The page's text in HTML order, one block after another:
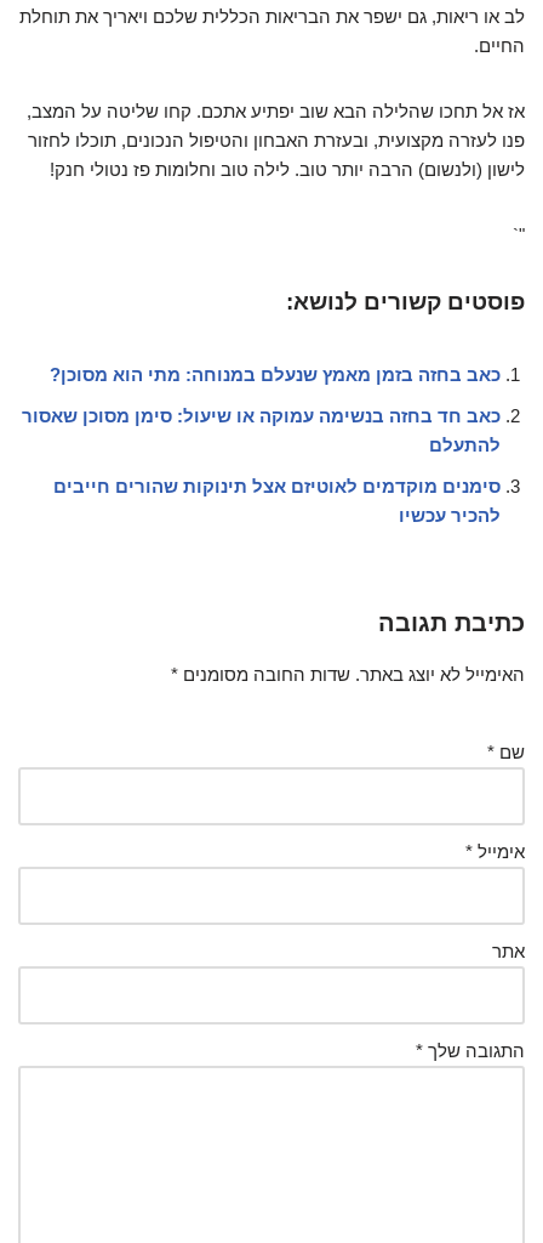
לב או ריאות, גם ישפר את הבריאות הכללית שלכם ויאריך את תוחלת
החיים.
אז אל תחכו שהלילה הבא שוב יפתיע אתכם. קחו שליטה על המצב,
פנו לעזרה מקצועית, ובעזרת האבחון והטיפול הנכונים, תוכלו לחזור
לישון (ולנשום) הרבה יותר טוב. לילה טוב וחלומות פז נטולי חנק!
"`
פוסטים קשורים לנושא:
כאב בחזה בזמן מאמץ שנעלם במנוחה: מתי הוא מסוכן?
כאב חד בחזה בנשימה עמוקה או שיעול: סימן מסוכן שאסור
להתעלם
סימנים מוקדמים לאוטיזם אצל תינוקות שהורים חייבים
להכיר עכשיו
כתיבת תגובה
האימייל לא יוצג באתר. שדות החובה מסומנים *
שם *
אימייל *
אתר
התגובה שלך *